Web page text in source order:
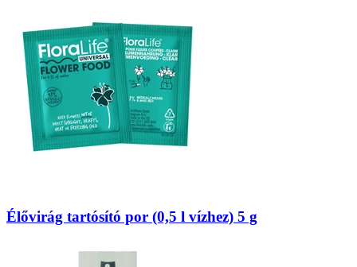
Élővirág tartósító por (0,5 l vízhez) 5 g